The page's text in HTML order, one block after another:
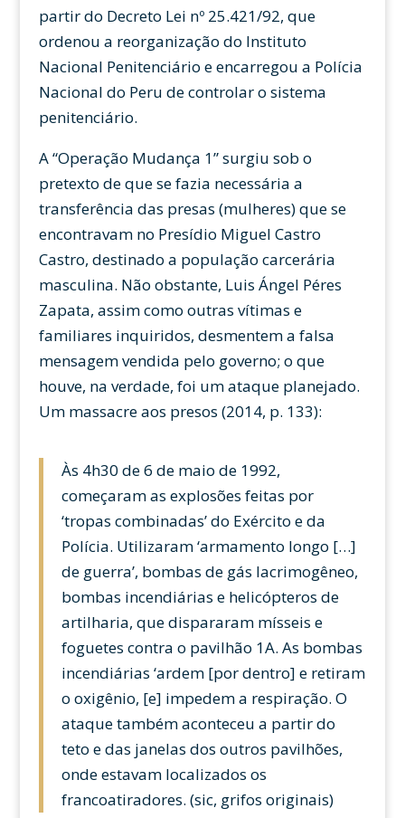
partir do Decreto Lei nº 25.421/92, que
ordenou a reorganização do Instituto
Nacional Penitenciário e encarregou a Polícia
Nacional do Peru de controlar o sistema
penitenciário.
A “Operação Mudança 1” surgiu sob o
pretexto de que se fazia necessária a
transferência das presas (mulheres) que se
encontravam no Presídio Miguel Castro
Castro, destinado a população carcerária
masculina. Não obstante, Luis Ángel Péres
Zapata, assim como outras vítimas e
familiares inquiridos, desmentem a falsa
mensagem vendida pelo governo; o que
houve, na verdade, foi um ataque planejado.
Um massacre aos presos (2014, p. 133):
Às 4h30 de 6 de maio de 1992,
começaram as explosões feitas por
‘tropas combinadas’ do Exército e da
Polícia. Utilizaram ‘armamento longo […]
de guerra’, bombas de gás lacrimogêneo,
bombas incendiárias e helicópteros de
artilharia, que dispararam mísseis e
foguetes contra o pavilhão 1A. As bombas
incendiárias ‘ardem [por dentro] e retiram
o oxigênio, [e] impedem a respiração. O
ataque também aconteceu a partir do
teto e das janelas dos outros pavilhões,
onde estavam localizados os
francoatiradores. (sic, grifos originais)